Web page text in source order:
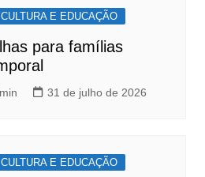
E EDUCAÇÃO
para famílias
31 de julho de 2026
E EDUCAÇÃO